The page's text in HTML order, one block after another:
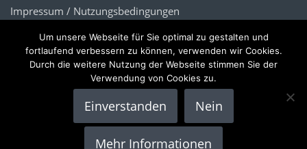
Impressum / Nutzungsbedingungen
Datenschutz
Copyright © 2022 |Die Wirtschaftsnews- Alle Rechte
Um unsere Webseite für Sie optimal zu gestalten und
fortlaufend verbessern zu können, verwenden wir Cookies.
Durch die weitere Nutzung der Webseite stimmen Sie der
Verwendung von Cookies zu.
Einverstanden Nein
Mehr Informationen